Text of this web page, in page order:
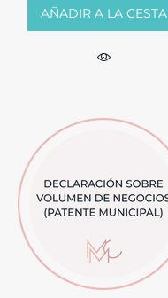
AÑADIR A LA CESTA